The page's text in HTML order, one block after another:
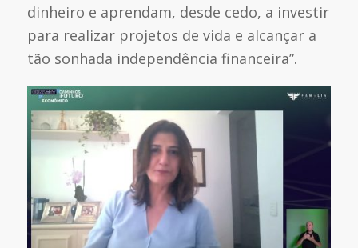
dinheiro e aprendam, desde cedo, a investir
para realizar projetos de vida e alcançar a
tão sonhada independência financeira”.